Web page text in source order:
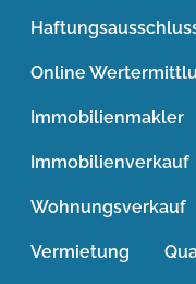
Online
Immobilienmakler
Immobilienverkauf
Wohnungsverkauf
Vermietung